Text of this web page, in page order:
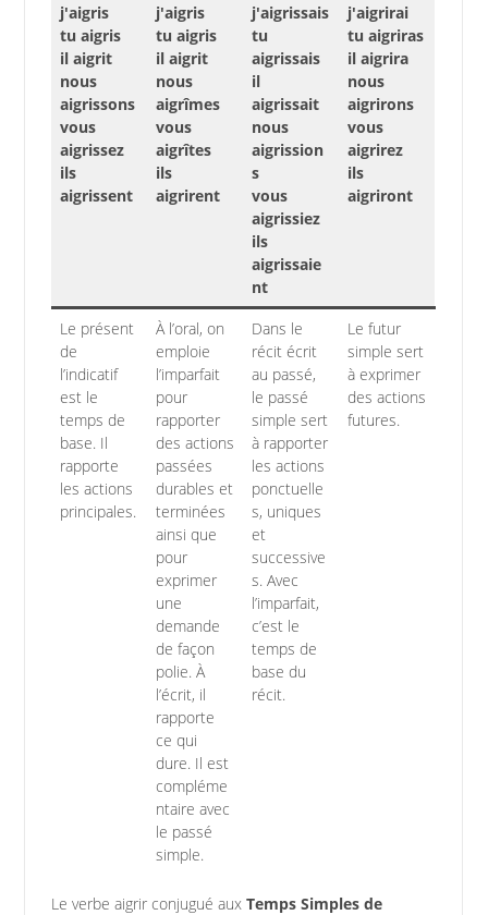
j'aigris
tu aigris
il aigrit
nous
aigrissons
vous
aigrissez
ils
aigrissent
j'aigris
tu aigris
il aigrit
nous
aigrîmes
vous
aigrîtes
ils
aigrirent
j'aigrissais
tu
aigrissais
il
aigrissait
nous
aigrission
s
vous
aigrissiez
ils
aigrissaie
nt
j'aigrirai
tu aigriras
il aigrira
nous
aigrirons
vous
aigrirez
ils
aigriront
Le présent
de
l’indicatif
est le
temps de
base. Il
rapporte
les actions
principales.
À l’oral, on
emploie
l’imparfait
pour
rapporter
des actions
passées
durables et
terminées
ainsi que
pour
exprimer
une
demande
de façon
polie. À
l’écrit, il
rapporte
ce qui
dure. Il est
compléme
ntaire avec
le passé
simple.
Dans le
récit écrit
au passé,
le passé
simple sert
à rapporter
les actions
ponctuelle
s, uniques
et
successive
s. Avec
l’imparfait,
c’est le
temps de
base du
récit.
Le futur
simple sert
à exprimer
des actions
futures.
Le verbe aigrir conjugué aux Temps Simples de